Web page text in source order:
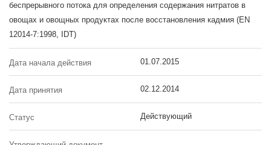
беспрерывного потока для определения содержания нитратов в
овощах и овощных продуктах после восстановления кадмия (EN
12014-7:1998, IDT)
Дата начала действия 01.07.2015
Дата принятия 02.12.2014
Статус Действующий